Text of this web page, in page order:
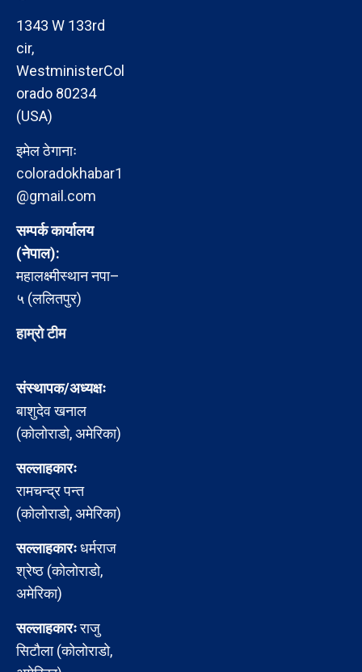
1343 W 133rd
cir,
WestministerCol
orado 80234
(USA)
इमेल ठेगानाः
coloradokhabar1
@gmail.com
सम्पर्क कार्यालय
(नेपाल):
महालक्ष्मीस्थान नपा–
५ (ललितपुर)
हाम्रो टीम
संस्थापक/अध्यक्षः
बाशुदेव खनाल
(कोलोराडो, अमेरिका)
सल्लाहकारः
रामचन्द्र पन्त
(कोलोराडो, अमेरिका)
सल्लाहकारःधर्मराज
श्रेष्ठ (कोलोराडो,
अमेरिका)
सल्लाहकारःराजु
सिटौला (कोलोराडो,